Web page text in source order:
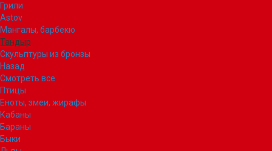
Грили
Astov
Мангалы, барбекю
Тандыр
Скульптуры из бронзы
Назад
Смотреть все
Птицы
Еноты, змеи, жирафы
Кабаны
Бараны
Быки